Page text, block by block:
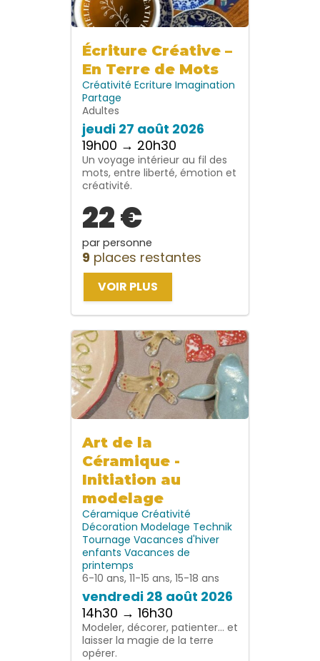
Écriture Créative –
En Terre de Mots
Créativité Ecriture Imagination
Partage
Adultes
jeudi 27 août 2026
19h00 → 20h30
Un voyage intérieur au fil des
mots, entre liberté, émotion et
créativité.
22 €
par personne
9 places restantes
VOIR PLUS
Art de la
Céramique -
Initiation au
modelage
Céramique Créativité
Décoration Modelage Technik
Tournage Vacances d'hiver
enfants Vacances de
printemps
6-10 ans, 11-15 ans, 15-18 ans
vendredi 28 août 2026
14h30 → 16h30
Modeler, décorer, patienter… et
laisser la magie de la terre
opérer.